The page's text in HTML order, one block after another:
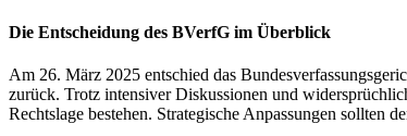
Die Entscheidung des BVerfG im Überblick
Am 26. März 2025 entschied das
zurück. Trotz intensiver Diskussionen und
Rechtslage bestehen. Strategische Anpassungen